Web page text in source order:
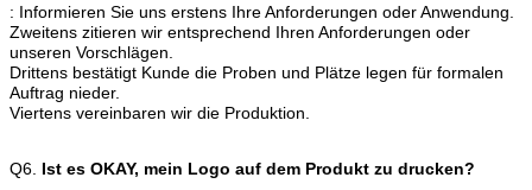
: Informieren Sie uns erstens Ihre Anforderungen oder Anwendung.
Zweitens zitieren wir entsprechend Ihren Anforderungen oder
unseren Vorschlägen.
Drittens bestätigt Kunde die Proben und Plätze legen für formalen
Auftrag nieder.
Viertens vereinbaren wir die Produktion.
Q6. Ist es OKAY, mein Logo auf dem Produkt zu drucken?